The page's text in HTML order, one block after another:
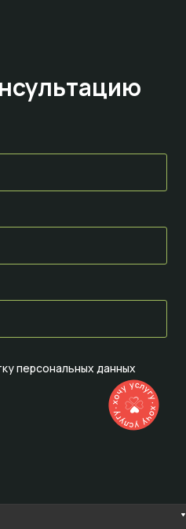
персональных данных